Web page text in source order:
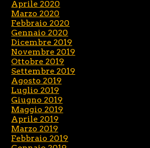
Aprile 2020
Marzo 2020
Febbraio 2020
Gennaio 2020
Dicembre 2019
Novembre 2019
Ottobre 2019
Settembre 2019
Agosto 2019
Luglio 2019
Giugno 2019
Maggio 2019
Aprile 2019
Marzo 2019
Febbraio 2019